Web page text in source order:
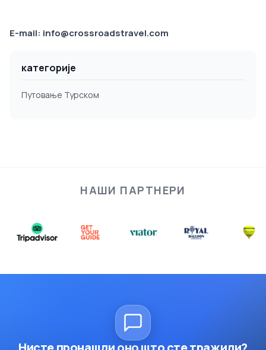
E-mail: info@crossroadstravel.com
категорије
Путовање Турском
НАШИ ПАРТНЕРИ